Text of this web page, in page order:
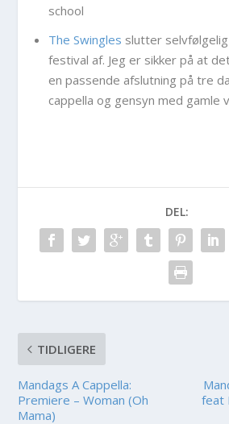
school
The Swingles slutter
festival af. Jeg er sikker på at
en passende afslutning på tre
cappella og gensyn med gamle
DEL:
TIDLIGERE
Mandags A Cappella:
Premiere – Woman (Oh
Mama)
feat